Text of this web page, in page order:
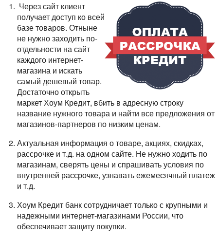
Через сайт клиент
получает доступ ко всей
базе товаров. Отныне
не нужно заходить по-
отдельности на сайт
каждого интернет-
магазина и искать
самый дешевый товар.
Достаточно открыть
маркет Хоум Кредит, вбить в адресную строку
название нужного товара и найти все предложения от
магазинов-партнеров по низким ценам.
Актуальная информация о товаре, акциях, скидках,
рассрочке и т.д. на одном сайте. Не нужно ходить по
магазинам, сверять цены и спрашивать условия по
внутренней рассрочке, узнавать ежемесячный платеж
и т.д.
Хоум Кредит банк сотрудничает только с крупными и
надежными интернет-магазинами России, что
обеспечивает защиту покупки.